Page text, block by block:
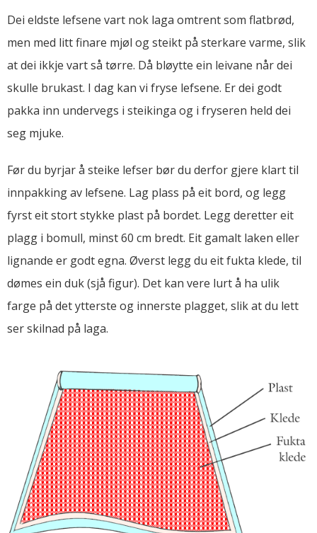
Dei eldste lefsene vart nok laga omtrent som flatbrød,
men med litt finare mjøl og steikt på sterkare varme, slik
at dei ikkje vart så tørre. Då bløytte ein leivane når dei
skulle brukast. I dag kan vi fryse lefsene. Er dei godt
pakka inn undervegs i steikinga og i fryseren held dei
seg mjuke.
Før du byrjar å steike lefser bør du derfor gjere klart til
innpakking av lefsene. Lag plass på eit bord, og legg
fyrst eit stort stykke plast på bordet. Legg deretter eit
plagg i bomull, minst 60 cm bredt. Eit gamalt laken eller
lignande er godt egna. Øverst legg du eit fukta klede, til
dømes ein duk (sjå figur). Det kan vere lurt å ha ulik
farge på det ytterste og innerste plagget, slik at du lett
ser skilnad på laga.